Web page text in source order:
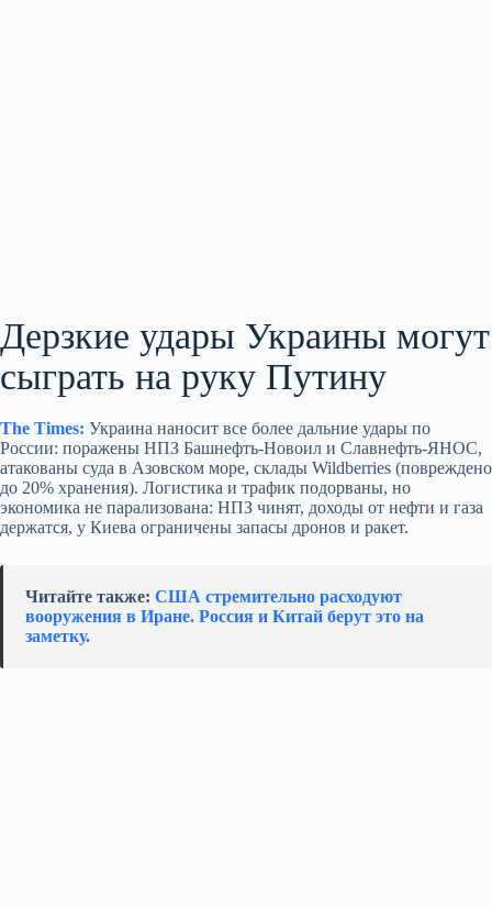
Дерзкие удары Украины могут
сыграть на руку Путину
The Times: Украина наносит все более дальние удары по
России: поражены НПЗ Башнефть‑Новоил и Славнефть‑ЯНОС,
атакованы суда в Азовском море, склады Wildberries (повреждено
до 20% хранения). Логистика и трафик подорваны, но
экономика не парализована: НПЗ чинят, доходы от нефти и газа
держатся, у Киева ограничены запасы дронов и ракет.
Читайте также: США стремительно расходуют
вооружения в Иране. Россия и Китай берут это на
заметку.